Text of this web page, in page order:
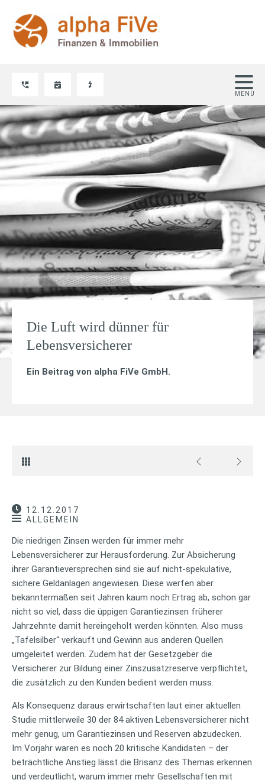
Die Luft wird dünner für
Lebensversicherer
Ein Beitrag von alpha FiVe GmbH.
12.12.2017
ALLGEMEIN
Die niedrigen Zinsen werden für immer mehr
Lebensversicherer zur Herausforderung. Zur Absicherung
ihrer Garantieversprechen sind sie auf nicht-spekulative,
sichere Geldanlagen angewiesen. Diese werfen aber
bekanntermaßen seit Jahren kaum noch Ertrag ab, schon gar
nicht so viel, dass die üppigen Garantiezinsen früherer
Jahrzehnte damit hereingeholt werden könnten. Also muss
„Tafelsilber“ verkauft und Gewinn aus anderen Quellen
umgeleitet werden. Zudem hat der Gesetzgeber die
Versicherer zur Bildung einer Zinszusatzreserve verpflichtet,
die zusätzlich zu den Kunden bedient werden muss.
Als Konsequenz daraus erwirtschaften laut einer aktuellen
Studie mittlerweile 30 der 84 aktiven Lebensversicherer nicht
mehr genug, um Garantiezinsen und Reserven abzudecken.
Im Vorjahr waren es noch 20 kritische Kandidaten – der
beträchtliche Anstieg lässt die Brisanz des Themas erkennen
und verdeutlicht, warum immer mehr Gesellschaften mit